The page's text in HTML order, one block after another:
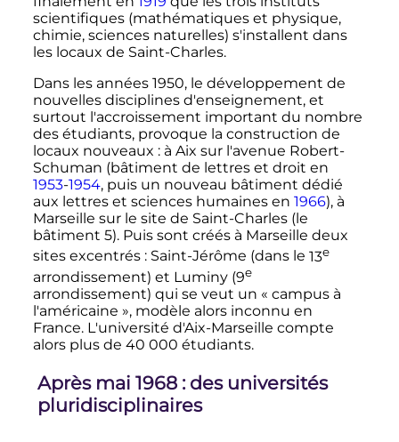
scientifiques (mathématiques et physique,
chimie, sciences naturelles) s'installent dans
les locaux de Saint-Charles.
Dans les années 1950, le développement de
nouvelles disciplines d'enseignement, et
surtout l'accroissement important du nombre
des étudiants, provoque la construction de
locaux nouveaux : à Aix sur l'avenue Robert-
Schuman (bâtiment de lettres et droit en
1953-1954, puis un nouveau bâtiment dédié
aux lettres et sciences humaines en 1966), à
Marseille sur le site de Saint-Charles (le
bâtiment 5). Puis sont créés à Marseille deux
sites excentrés : Saint-Jérôme (dans le 13e
arrondissement) et Luminy (9e
arrondissement) qui se veut un « campus à
l'américaine », modèle alors inconnu en
France. L'université d'Aix-Marseille compte
alors plus de 40 000 étudiants.
Après mai 1968 : des universités
pluridisciplinaires